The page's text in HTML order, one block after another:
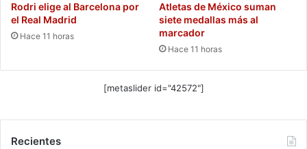
Rodri elige al Barcelona por
el Real Madrid
Hace 11 horas
Atletas de México suman
siete medallas más al
marcador
Hace 11 horas
[metaslider id="42572"]
Recientes